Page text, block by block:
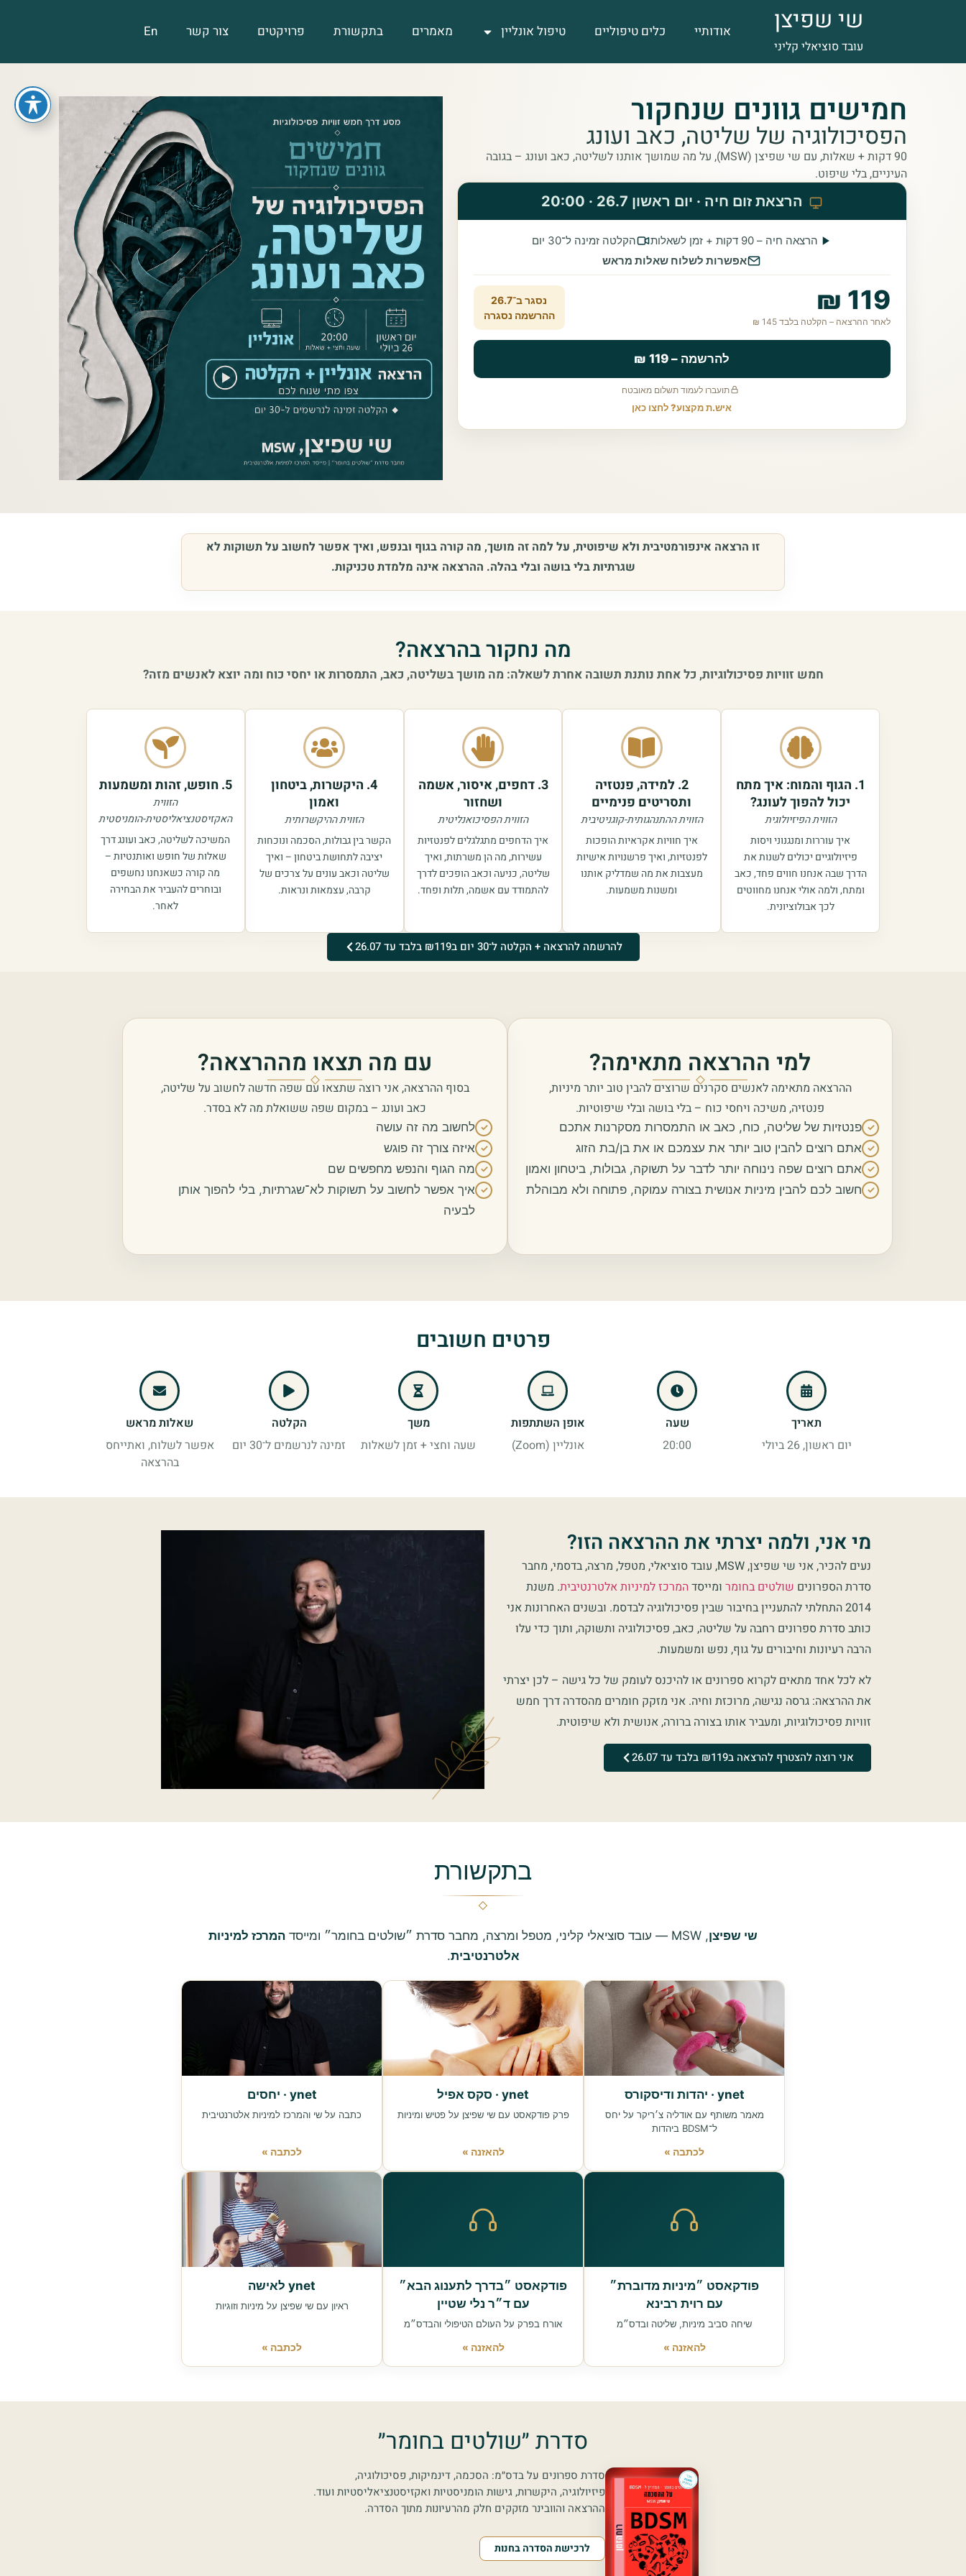
שי שפיצן
עובד סוציאלי קליני
אודותיי כלים טיפוליים טיפול אונליין מאמרים בתקשורת פרויקטים צור קשר En
חמישים גוונים שנחקור
הפסיכולוגיה של שליטה, כאב ועונג
90 דקות + שאלות, עם שי שפיצן (MSW), על מה שמושך אותנו לשליטה, כאב ועונג – בגובה
העיניים, בלי שיפוט.
הרצאת זום חיה · יום ראשון 26.7 · 20:00
הרצאה חיה – 90 דקות + זמן לשאלות
הקלטה זמינה ל־30 יום
אפשרות לשלוח שאלות מראש
119 ₪
לאחר ההרצאה – הקלטה בלבד 145 ₪
נסגר ב־26.7
ההרשמה נסגרה
להרשמה – 119 ₪
תועברו לעמוד תשלום מאובטח
איש.ת מקצוע? לחצו כאן
זו הרצאה אינפורמטיבית ולא שיפוטית, על למה זה מושך, מה קורה בגוף ובנפש, ואיך אפשר לחשוב על תשוקות לא
שגרתיות בלי בושה ובלי בהלה. ההרצאה אינה מלמדת טכניקות.
מה נחקור בהרצאה?
חמש זוויות פסיכולוגיות, כל אחת נותנת תשובה אחרת לשאלה: מה מושך בשליטה, כאב, התמסרות או יחסי כוח ומה יוצא לאנשים מזה?
1. הגוף והמוח: איך מתח
יכול להפוך לעונג?
הזווית הפיזיולוגית
איך עוררות ומנגנוני ויסות
פיזיולוגיים יכולים לשנות את
הדרך שבה אנחנו חווים פחד, כאב
ומתח, ולמה אולי אנחנו מחווטים
לכך אבולוציונית.
2. למידה, פנטזיה
ותסריטים פנימיים
הזווית ההתנהגותית-קוגניטיבית
איך חוויות אקראיות הופכות
לפנטזיות, ואיך פרשנויות אישיות
מעצבות את מה שמדליק אותנו
ומשנות משמעות.
3. דחפים, איסור, אשמה
ושחזור
הזווית הפסיכואנליטית
איך הדחפים מתגלגלים לפנטזיות
עשירות, מה הן משרתות, ואיך
שליטה, כניעה וכאב הופכים לדרך
להתמודד עם אשמה, תלות ופחד.
4. היקשרות, ביטחון
ואמון
הזווית ההיקשרותית
הקשר בין גבולות, הסכמה ונוכחות
יציבה לתחושת ביטחון – ואיך
שליטה וכאב עונים על צרכים של
קרבה, עצמאות ונראות.
5. חופש, זהות ומשמעות
הזווית
האקזיסטנציאליסטית-הומניסטית
המשיכה לשליטה, כאב ועונג דרך
שאלות של חופש ואותנטיות –
מה קורה כשאנחנו נחשפים
ובוחרים להעביר את הבחירה
לאחר.
להרשמה להרצאה + הקלטה ל־30 יום ב₪119 בלבד עד 26.07
למי ההרצאה מתאימה?
ההרצאה מתאימה לאנשים סקרנים שרוצים להבין טוב יותר מיניות,
פנטזיה, משיכה ויחסי כוח – בלי בושה ובלי שיפוטיות.
✓ פנטזיות של שליטה, כוח, כאב או התמסרות מסקרנות אתכם
✓ אתם רוצים להבין טוב יותר את עצמכם או את בן/בת הזוג
✓ אתם רוצים שפה נינוחה יותר לדבר על תשוקה, גבולות, ביטחון ואמון
✓ חשוב לכם להבין מיניות אנושית בצורה עמוקה, פתוחה ולא מבוהלת
עם מה תצאו מההרצאה?
בסוף ההרצאה, אני רוצה שתצאו עם שפה חדשה לחשוב על שליטה,
כאב ועונג – במקום שפה ששואלת מה לא בסדר.
✓ לחשוב מה זה עושה
✓ איזה צורך זה פוגש
✓ מה הגוף והנפש מחפשים שם
✓ איך אפשר לחשוב על תשוקות לא־שגרתיות, בלי להפוך אותן
לבעיה
פרטים חשובים
תאריך
יום ראשון, 26 ביולי
שעה
20:00
אופן השתתפות
אונליין (Zoom)
משך
שעה וחצי + זמן לשאלות
הקלטה
זמינה לנרשמים ל־30 יום
שאלות מראש
אפשר לשלוח, ואתייחס
בהרצאה
מי אני, ולמה יצרתי את ההרצאה הזו?
נעים להכיר, אני שי שפיצן, MSW, עובד סוציאלי, מטפל, מרצה, בדסמי, מחבר
סדרת הספרונים שולטים בחומר ומייסדהמרכז למיניות אלטרנטיבית. משנת
2014 התחלתי להתעניין בחיבור שבין פסיכולוגיה לבדסמ. ובשנים האחרונות אני
כותב סדרת ספרונים רחבה על שליטה, כאב, פסיכולוגיה ותשוקה, ותוך כדי עלו
הרבה רעיונות וחיבורים על גוף, נפש ומשמעות.
לא לכל אחד מתאים לקרוא ספרונים או להיכנס לעומק של כל גישה – לכן יצרתי
את ההרצאה: גרסה נגישה, מרוכזת וחיה. אני מזקק חומרים מהסדרה דרך חמש
זוויות פסיכולוגיות, ומעביר אותו בצורה ברורה, אנושית ולא שיפוטית.
אני רוצה להצטרף להרצאה ב₪119 בלבד עד 26.07
בתקשורת
◇
שי שפיצן, MSW — עובד סוציאלי קליני, מטפל ומרצה, מחבר סדרת ״שולטים בחומר״ ומייסד
המרכז למיניות
אלטרנטיבית.
ynet · יהדות ודיסקורס
מאמר משותף עם אודליה צ׳ריקר על יחס
ל־BDSM ביהדות
לכתבה »
ynet · סקס אפיל
פרק פודקאסט עם שי שפיצן על פטיש ומיניות
להאזנה »
ynet · יחסים
כתבה על שי והמרכז למיניות אלטרנטיבית
לכתבה »
פודקאסט ״מיניות מדוברת״
עם רוית רבינא
שיחה סביב מיניות, שליטה ובדס״מ
להאזנה »
פודקאסט ״בדרך לתענוג הבא״
עם ד״ר נלי שטיין
אורח בפרק על העולם הטיפולי והבדס״מ
להאזנה »
ynet לאישה
ראיון עם שי שפיצן על מיניות וזוגיות
לכתבה »
סדרת ״שולטים בחומר״
סדרת ספרונים על בדס״מ: הסכמה, דינמיקות, פסיכולוגיה,
פיזיולוגיה, היקשרות, גישות הומניסטיות ואקזיסטנציאליסטיות ועוד.
ההרצאה והוובינר מזקקים חלק מהרעיונות מתוך הסדרה.
לרכישת הסדרה בחנות